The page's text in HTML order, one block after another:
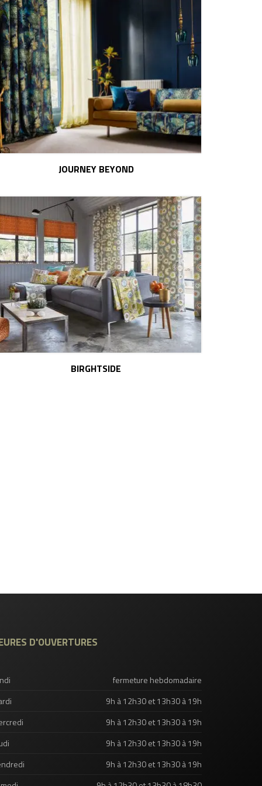
JOURNEY BEYOND
BIRGHTSIDE
D'OUVERTURES
fermeture hebdomadaire
9h à 12h30 et 13h30 à 19h
9h à 12h30 et 13h30 à 19h
9h à 12h30 et 13h30 à 19h
9h à 12h30 et 13h30 à 19h